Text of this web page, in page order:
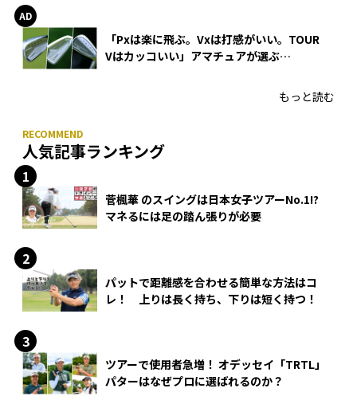
「Pxは楽に飛ぶ。Vxは打感がいい。TOUR
Vはカッコいい」アマチュアが選ぶ
もっと読む
人気記事ランキング
菅楓華 のスイングは日本女子ツアーNo.1!?
マネるには足の踏ん張りが必要
パットで距離感を合わせる簡単な方法はコ
レ！ 上りは長く持ち、下りは短く持つ！
ツアーで使用者急増！ オデッセイ「TRTL」
パターはなぜプロに選ばれるのか？